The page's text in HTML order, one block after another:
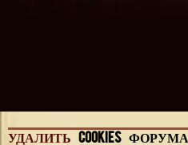
УДАЛИТЬ COOKIES ФОРУМА